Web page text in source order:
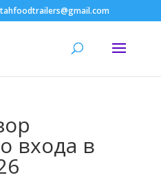
входа в